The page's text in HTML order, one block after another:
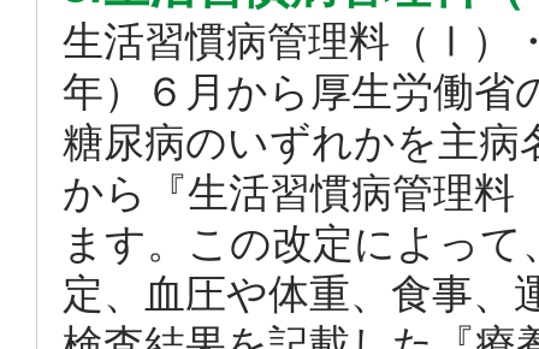
生活習慣病管理料（Ⅰ）
年）６月から厚生労働省
糖尿病のいずれかを主病
から『生活習慣病管理
ます。この改定によっ
定、血圧や体重、食事、